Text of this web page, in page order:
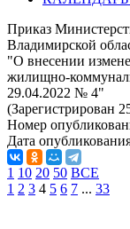
Приказ
Владимирской
"О внесении
жилищно-
29.04.2022 № 4"
Номер
Дата
1 10 20 50 ВСЕ
1 2 3 4 5 6 7 ... 33